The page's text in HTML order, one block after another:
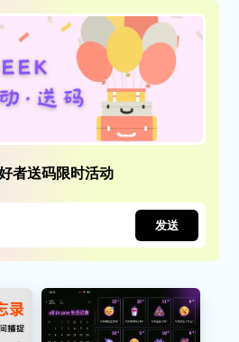
者送码限时活动
发送